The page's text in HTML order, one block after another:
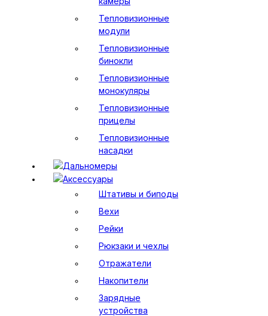
Тепловизионные
модули
Тепловизионные
бинокли
Тепловизионные
монокуляры
Тепловизионные
прицелы
Тепловизионные
насадки
Дальномеры
Аксессуары
Штативы и биподы
Вехи
Рейки
Рюкзаки и чехлы
Отражатели
Накопители
Зарядные
устройства